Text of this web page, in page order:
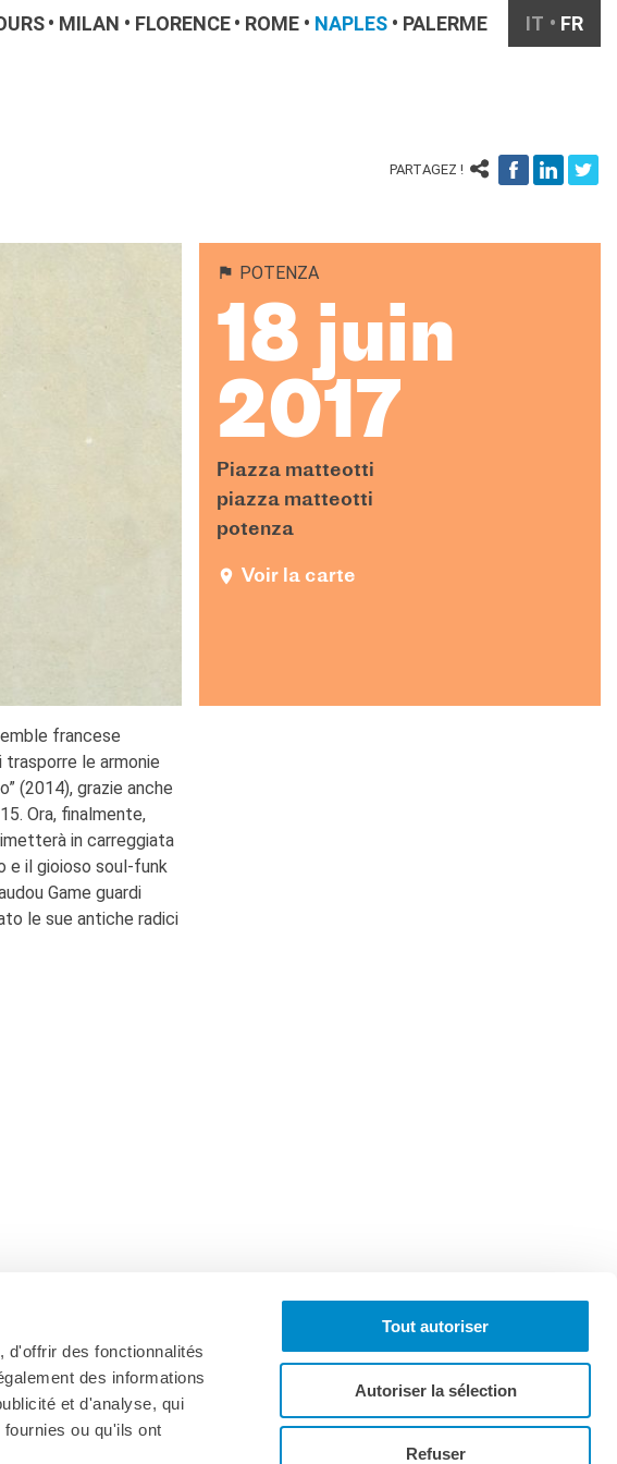
d'offrir des fonctionnalités
des informations
et d'analyse, qui
ou qu'ils ont
Tout autoriser
Autoriser la sélection
Refuser
MILAN FLORENCE ROME NAPLES PALERME IT FR
PARTAGEZ !
francese
le armonie
(2014), grazie anche
Ora, finalmente,
in carreggiata
e il gioioso soul-funk
Game guardi
le sue antiche radici
POTENZA
18 juin
2017
Piazza matteotti
piazza matteotti
potenza
Voir la carte
Abonnez-vous à la lettre d'informations